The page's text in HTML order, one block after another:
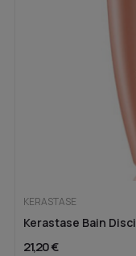
KERASTASE
Kerastase Bain
21,20 €